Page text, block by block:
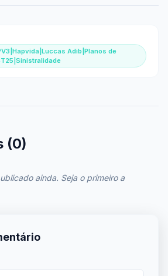
Adib|Planos de
(0)
ainda. Seja o primeiro a